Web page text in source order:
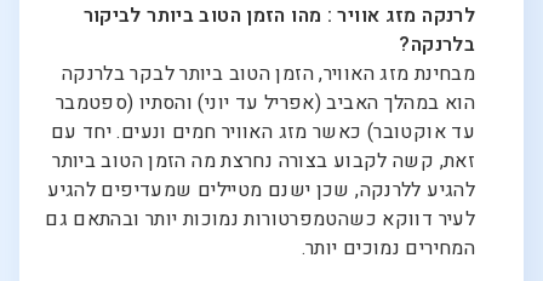
לרנקה מזג אוויר : מהו הזמן הטוב ביותר לביקור
בלרנקה?
מבחינת מזג האוויר, הזמן הטוב ביותר לבקר בלרנקה
הוא במהלך האביב (אפריל עד יוני) והסתיו (ספטמבר
עד אוקטובר) כאשר מזג האוויר חמים ונעים. יחד עם
זאת, קשה לקבוע בצורה נחרצת מה הזמן הטוב ביותר
להגיע ללרנקה, שכן ישנם מטיילים שמעדיפים להגיע
לעיר דווקא כשהטמפרטורות נמוכות יותר ובהתאם גם
המחירים נמוכים יותר.